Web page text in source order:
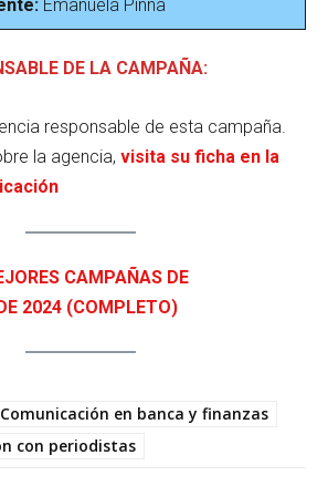
Emanuela Pinna
DE LA CAMPAÑA:
responsable de esta campaña.
la agencia, visita su ficha en la
CAMPAÑAS DE
2024 (COMPLETO)
Comunicación en banca y finanzas
con periodistas